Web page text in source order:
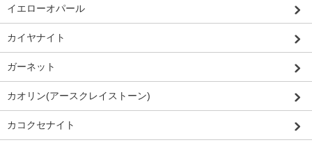
イエローオパール
カイヤナイト
ガーネット
カオリン(アースクレイストーン)
カコクセナイト